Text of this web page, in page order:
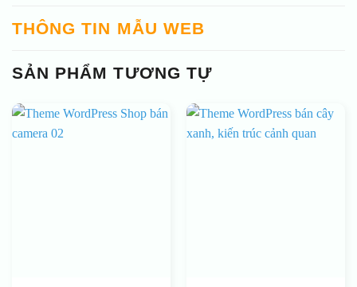
THÔNG TIN MẪU WEB
SẢN PHẨM TƯƠNG TỰ